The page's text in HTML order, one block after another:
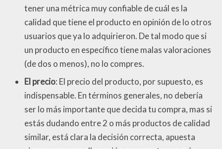
tener una métrica muy confiable de cuál es la
calidad que tiene el producto en opinión de lo otros
usuarios que ya lo adquirieron. De tal modo que si
un producto en específico tiene malas valoraciones
(de dos o menos), no lo compres.
El precio: El precio del producto, por supuesto, es
indispensable. En términos generales, no debería
ser lo más importante que decida tu compra, mas si
estás dudando entre 2 o más productos de calidad
similar, está clara la decisión correcta, apuesta